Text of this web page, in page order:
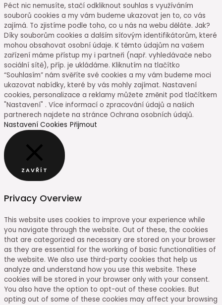
Péct nic nemusíte, stačí odkliknout souhlas s využíváním
souborů cookies a my vám budeme ukazovat jen to, co vás
zajímá. To zjistíme podle toho, co u nás na webu děláte. Jak?
Díky souborům cookies a dalším síťovým identifikátorům, které
mohou obsahovat osobní údaje. K těmto údajům na vašem
zařízení máme přístup my i partneři (např. vyhledávače nebo
sociální sítě), příp. je ukládáme. Kliknutím na tlačítko
“Souhlasím” nám svěříte své cookies a my vám budeme moci
ukazovat nabídky, které by vás mohly zajímat. Nastavení
cookies, personalizace a reklamy můžete změnit pod tlačítkem
"Nastavení" . Více informací o zpracování údajů a našich
partnerech najdete na stránce Ochrana osobních údajů.
Nastavení Cookies Přijmout
ZAVŘÍT
Privacy Overview
This website uses cookies to improve your experience while
you navigate through the website. Out of these, the cookies
that are categorized as necessary are stored on your browser
as they are essential for the working of basic functionalities of
the website. We also use third-party cookies that help us
analyze and understand how you use this website. These
cookies will be stored in your browser only with your consent.
You also have the option to opt-out of these cookies. But
opting out of some of these cookies may affect your browsing